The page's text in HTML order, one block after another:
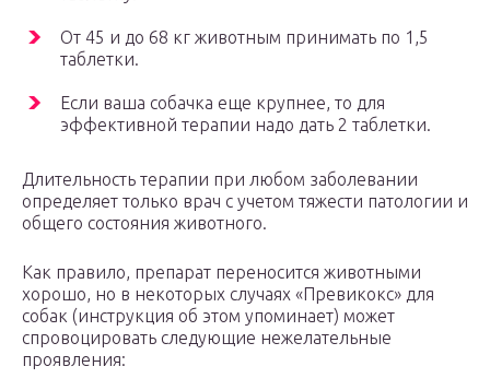
От 45 и до 68 кг животным принимать по 1,5
таблетки.
Если ваша собачка еще крупнее, то для
эффективной терапии надо дать 2 таблетки.
Длительность терапии при любом заболевании
определяет только врач с учетом тяжести патологии и
общего состояния животного.
Как правило, препарат переносится животными
хорошо, но в некоторых случаях «Превикокс» для
собак (инструкция об этом упоминает) может
спровоцировать следующие нежелательные
проявления: